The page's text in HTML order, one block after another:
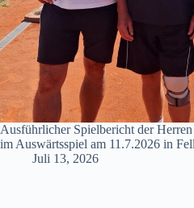
Ausführlicher Spielbericht der
im Auswärtsspiel am 11.7.2026 in
Juli 13, 2026